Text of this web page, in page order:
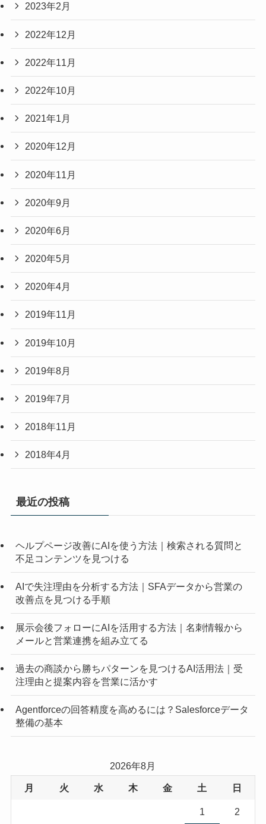
2023年2月
2022年12月
2022年11月
2022年10月
2021年1月
2020年12月
2020年11月
2020年9月
2020年6月
2020年5月
2020年4月
2019年11月
2019年10月
2019年8月
2019年7月
2018年11月
2018年4月
最近の投稿
ヘルプページ改善にAIを使う方法｜検索される質問と
不足コンテンツを見つける
AIで失注理由を分析する方法｜SFAデータから営業の
改善点を見つける手順
展示会後フォローにAIを活用する方法｜名刺情報から
メールと営業連携を組み立てる
過去の商談から勝ちパターンを見つけるAI活用法｜受
注理由と提案内容を営業に活かす
Agentforceの回答精度を高めるには？Salesforceデータ
整備の基本
2026年8月
月 火 水 木 金 土 日
1 2